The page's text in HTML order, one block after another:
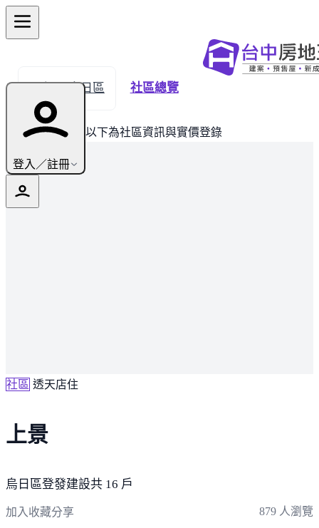
登入／註冊
← 返回烏日區 社區總覽
此建案已完銷，以下為社區資訊與實價登錄
社區 透天店住
上景
烏日區登發建設共 16 戶
加入收藏分享 879 人瀏覽